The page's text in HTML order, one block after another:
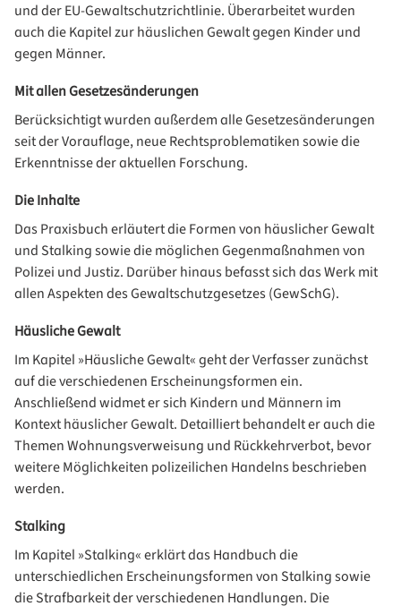
und der EU-Gewaltschutzrichtlinie. Überarbeitet wurden
auch die Kapitel zur häuslichen Gewalt gegen Kinder und
gegen Männer.
Mit allen Gesetzesänderungen
Berücksichtigt wurden außerdem alle Gesetzesänderungen
seit der Vorauflage, neue Rechtsproblematiken sowie die
Erkenntnisse der aktuellen Forschung.
Die Inhalte
Das Praxisbuch erläutert die Formen von häuslicher Gewalt
und Stalking sowie die möglichen Gegenmaßnahmen von
Polizei und Justiz. Darüber hinaus befasst sich das Werk mit
allen Aspekten des Gewaltschutzgesetzes (GewSchG).
Häusliche Gewalt
Im Kapitel »Häusliche Gewalt« geht der Verfasser zunächst
auf die verschiedenen Erscheinungsformen ein.
Anschließend widmet er sich Kindern und Männern im
Kontext häuslicher Gewalt. Detailliert behandelt er auch die
Themen Wohnungsverweisung und Rückkehrverbot, bevor
weitere Möglichkeiten polizeilichen Handelns beschrieben
werden.
Stalking
Im Kapitel »Stalking« erklärt das Handbuch die
unterschiedlichen Erscheinungsformen von Stalking sowie
die Strafbarkeit der verschiedenen Handlungen. Die